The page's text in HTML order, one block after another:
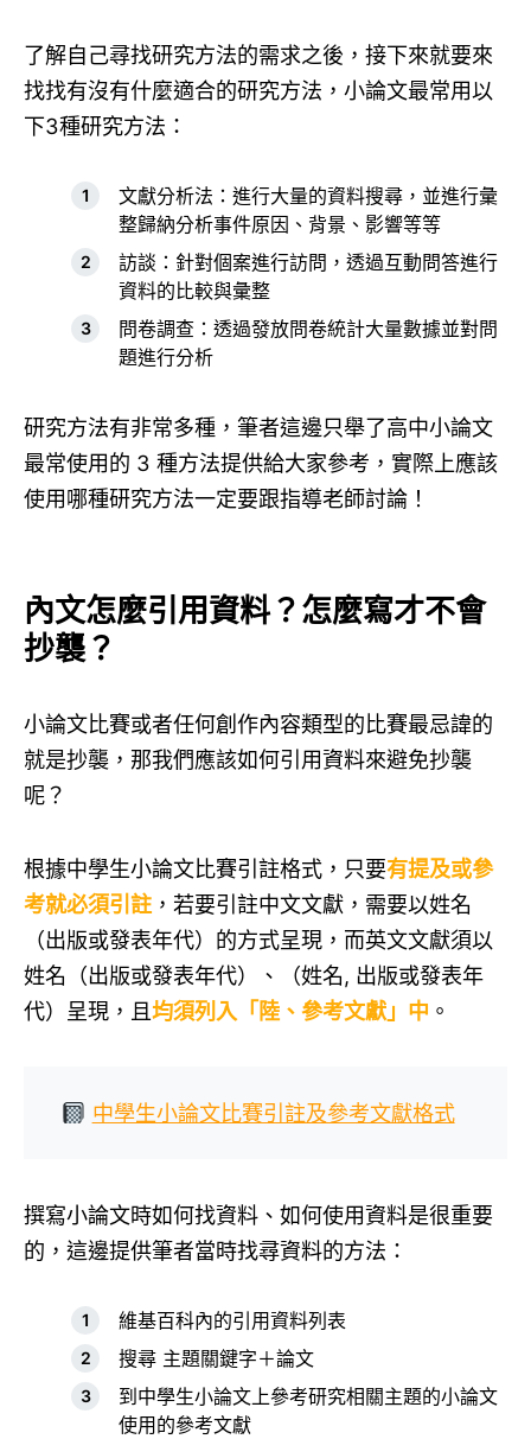
了解自己尋找研究方法的需求之後，接下來就要來
找找有沒有什麼適合的研究方法，小論文最常用以
下3種研究方法：
文獻分析法：進行大量的資料搜尋，並進行彙
整歸納分析事件原因、背景、影響等等
訪談：針對個案進行訪問，透過互動問答進行
資料的比較與彙整
問卷調查：透過發放問卷統計大量數據並對問
題進行分析
研究方法有非常多種，筆者這邊只舉了高中小論文
最常使用的 3 種方法提供給大家參考，實際上應該
使用哪種研究方法一定要跟指導老師討論！
內文怎麼引用資料？怎麼寫才不會
抄襲？
小論文比賽或者任何創作內容類型的比賽最忌諱的
就是抄襲，那我們應該如何引用資料來避免抄襲
呢？
根據中學生小論文比賽引註格式，只要有提及或參
考就必須引註 ，若要引註中文文獻，需要以姓名
（出版或發表年代）的方式呈現，而英文文獻須以
姓名（出版或發表年代）、（姓名, 出版或發表年
代）呈現，且均須列入「陸、參考文獻」中 。
中學生小論文比賽引註及參考文獻格式
撰寫小論文時如何找資料、如何使用資料是很重要
的，這邊提供筆者當時找尋資料的方法：
維基百科內的引用資料列表
搜尋 主題關鍵字＋論文
到中學生小論文上參考研究相關主題的小論文
使用的參考文獻